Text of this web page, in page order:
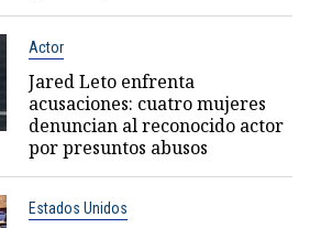
Actor
Jared Leto enfrenta
acusaciones: cuatro mujeres
denuncian al reconocido actor
por presuntos abusos
Estados Unidos